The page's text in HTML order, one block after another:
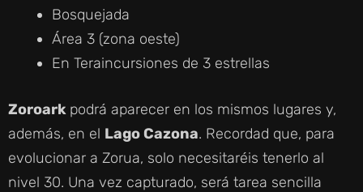
Bosquejada
Área 3 (zona oeste)
En Teraincursiones de 3 estrellas
Zoroark podrá aparecer en los mismos lugares y,
además, en el Lago Cazona. Recordad que, para
evolucionar a Zorua, solo necesitaréis tenerlo al
nivel 30. Una vez capturado, será tarea sencilla